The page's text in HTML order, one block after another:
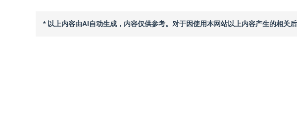
* 以上内容由AI自动生成，内容仅供参考。对于因使用本网站以上内容产生的相关